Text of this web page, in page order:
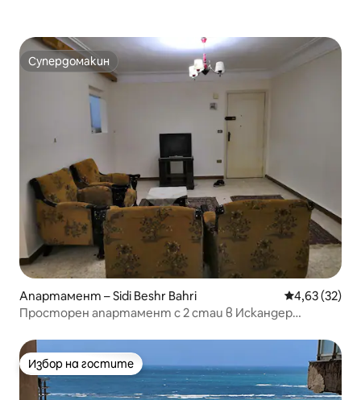
Супердомакин
Супердомакин
Апартамент – Sidi Beshr Bahri Средна
4,63 (32)
Просторен апартамент с 2 стаи в Искандер
Избор на гостите
Избор на гостите